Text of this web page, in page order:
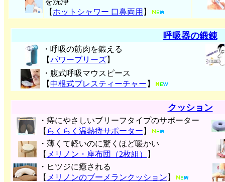
【 ホットシャワー 口鼻両用 】
呼吸器の鍛錬
・呼吸の筋肉を鍛える
【パワーブリーズ】
・腹式呼吸マウスピース
【中根式ブレスティーチャー 】
クッション
・痔にやさしいブリーフタイプのサポーター
【 らくらく温熱痔サポーター 】
・薄くて軽いのに驚くほど暖かい
【 メリノン・座布団（2枚組）
】
・ヒツジに癒される
【 メリノンのブーメランクッション 】